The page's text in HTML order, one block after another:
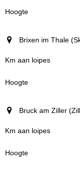
Brixen im Thale
Bruck am Ziller